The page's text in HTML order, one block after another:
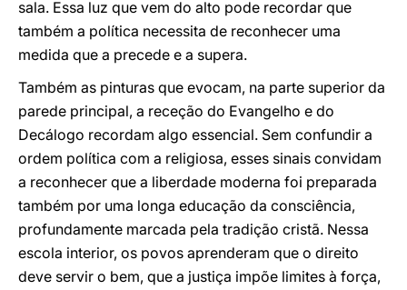
sala. Essa luz que vem do alto pode recordar que
também a política necessita de reconhecer uma
medida que a precede e a supera.
Também as pinturas que evocam, na parte superior da
parede principal, a receção do Evangelho e do
Decálogo recordam algo essencial. Sem confundir a
ordem política com a religiosa, esses sinais convidam
a reconhecer que a liberdade moderna foi preparada
também por uma longa educação da consciência,
profundamente marcada pela tradição cristã. Nessa
escola interior, os povos aprenderam que o direito
deve servir o bem, que a justiça impõe limites à força,